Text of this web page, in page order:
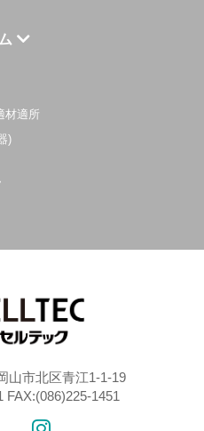
材適所
)
山市北区青江1-1-19
FAX:(086)225-1451